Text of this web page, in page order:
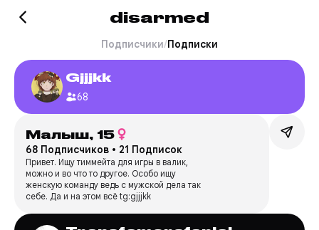
disarmed
Подписчики/Подписки
Gjjjkk
68
Малыш, 15
68 Подписчиков • 21 Подписок
Привет. Ищу тиммейта для игры в валик,
можно и во что то другое. Особо ищу
женскую команду ведь с мужской дела так
себе. Да и на этом всё tg:gjjjkk